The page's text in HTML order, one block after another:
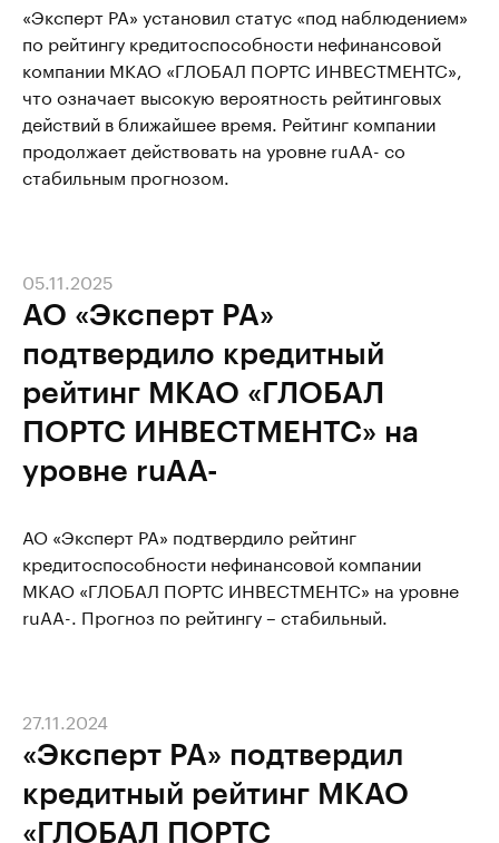
«Эксперт РА» установил статус «под наблюдением»
по рейтингу кредитоспособности нефинансовой
компании МКАО «ГЛОБАЛ ПОРТС ИНВЕСТМЕНТС»,
что означает высокую вероятность рейтинговых
действий в ближайшее время. Рейтинг компании
продолжает действовать на уровне ruAА- со
стабильным прогнозом.
АО «Эксперт РА»
подтвердило кредитный
рейтинг МКАО «ГЛОБАЛ
ПОРТС ИНВЕСТМЕНТС» на
уровне ruAA-
05.11.2025
АО «Эксперт РА» подтвердило рейтинг
кредитоспособности нефинансовой компании
МКАО «ГЛОБАЛ ПОРТС ИНВЕСТМЕНТС» на уровне
ruAA-. Прогноз по рейтингу – стабильный.
«Эксперт РА» подтвердил
кредитный рейтинг МКАО
«ГЛОБАЛ ПОРТС
27.11.2024